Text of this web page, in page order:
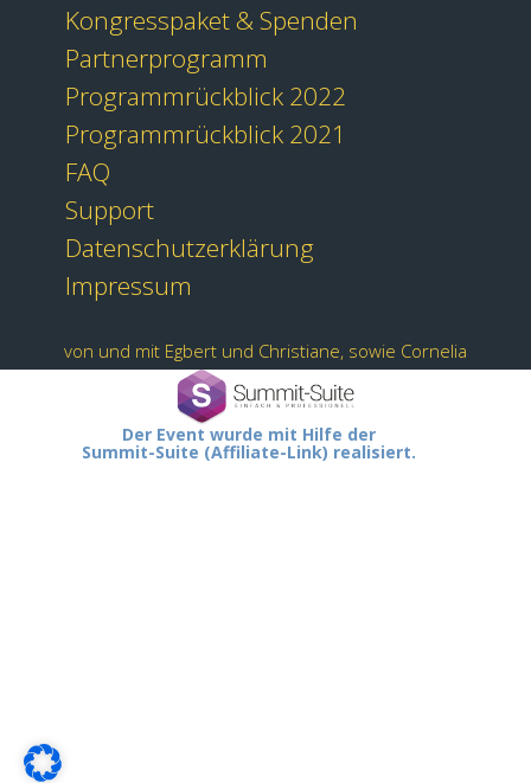
Kongresspaket & Spenden
Partnerprogramm
Programmrückblick 2022
Programmrückblick 2021
FAQ
Support
Datenschutzerklärung
Impressum
von und mit Egbert und Christiane, sowie Cornelia
Der Event wurde mit Hilfe der
Summit-Suite (Affiliate-Link) realisiert.